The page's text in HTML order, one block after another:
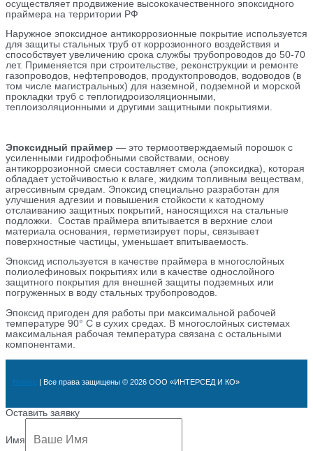
осуществляет продвижение высококачественного эпоксидного
праймера на территории РФ
Наружное эпоксидное антикоррозионные покрытие используется
для защиты стальных труб от коррозионного воздействия и
способствует увеличению срока службы трубопроводов до 50-70
лет. Применяется при строительстве, реконструкции и ремонте
газопроводов, нефтепроводов, продуктопроводов, водоводов (в
том числе магистральных) для наземной, подземной и морской
прокладки труб с теплогидроизоляционными,
теплоизоляционными и другими защитными покрытиями.
Эпоксидный праймер — это термоотверждаемый порошок с
усиленными гидрофобными свойствами, основу
антикоррозионной смеси составляет смола (эпоксидка), которая
обладает устойчивостью к влаге, жидким топливным веществам,
агрессивным средам. Эпоксид специально разработан для
улучшения адгезии и повышения стойкости к катодному
отслаиванию защитных покрытий, наносящихся на стальные
подложки. Состав праймера впитывается в верхние слои
материала основания, герметизирует поры, связывает
поверхностные частицы, уменьшает впитываемость.
Эпоксид используется в качестве праймера в многослойных
полиолефиновых покрытиях или в качестве однослойного
защитного покрытия для внешней защиты подземных или
погруженных в воду стальных трубопроводов.
Эпоксид пригоден для работы при максимальной рабочей
температуре 90° C в сухих средах. В многослойных системах
максимальная рабочая температура связана с остальными
компонентами.
Hostvp | Все права защищены © 2026 ООО «ИНТЕРСЕД И КО»
Оставить заявку
Имя